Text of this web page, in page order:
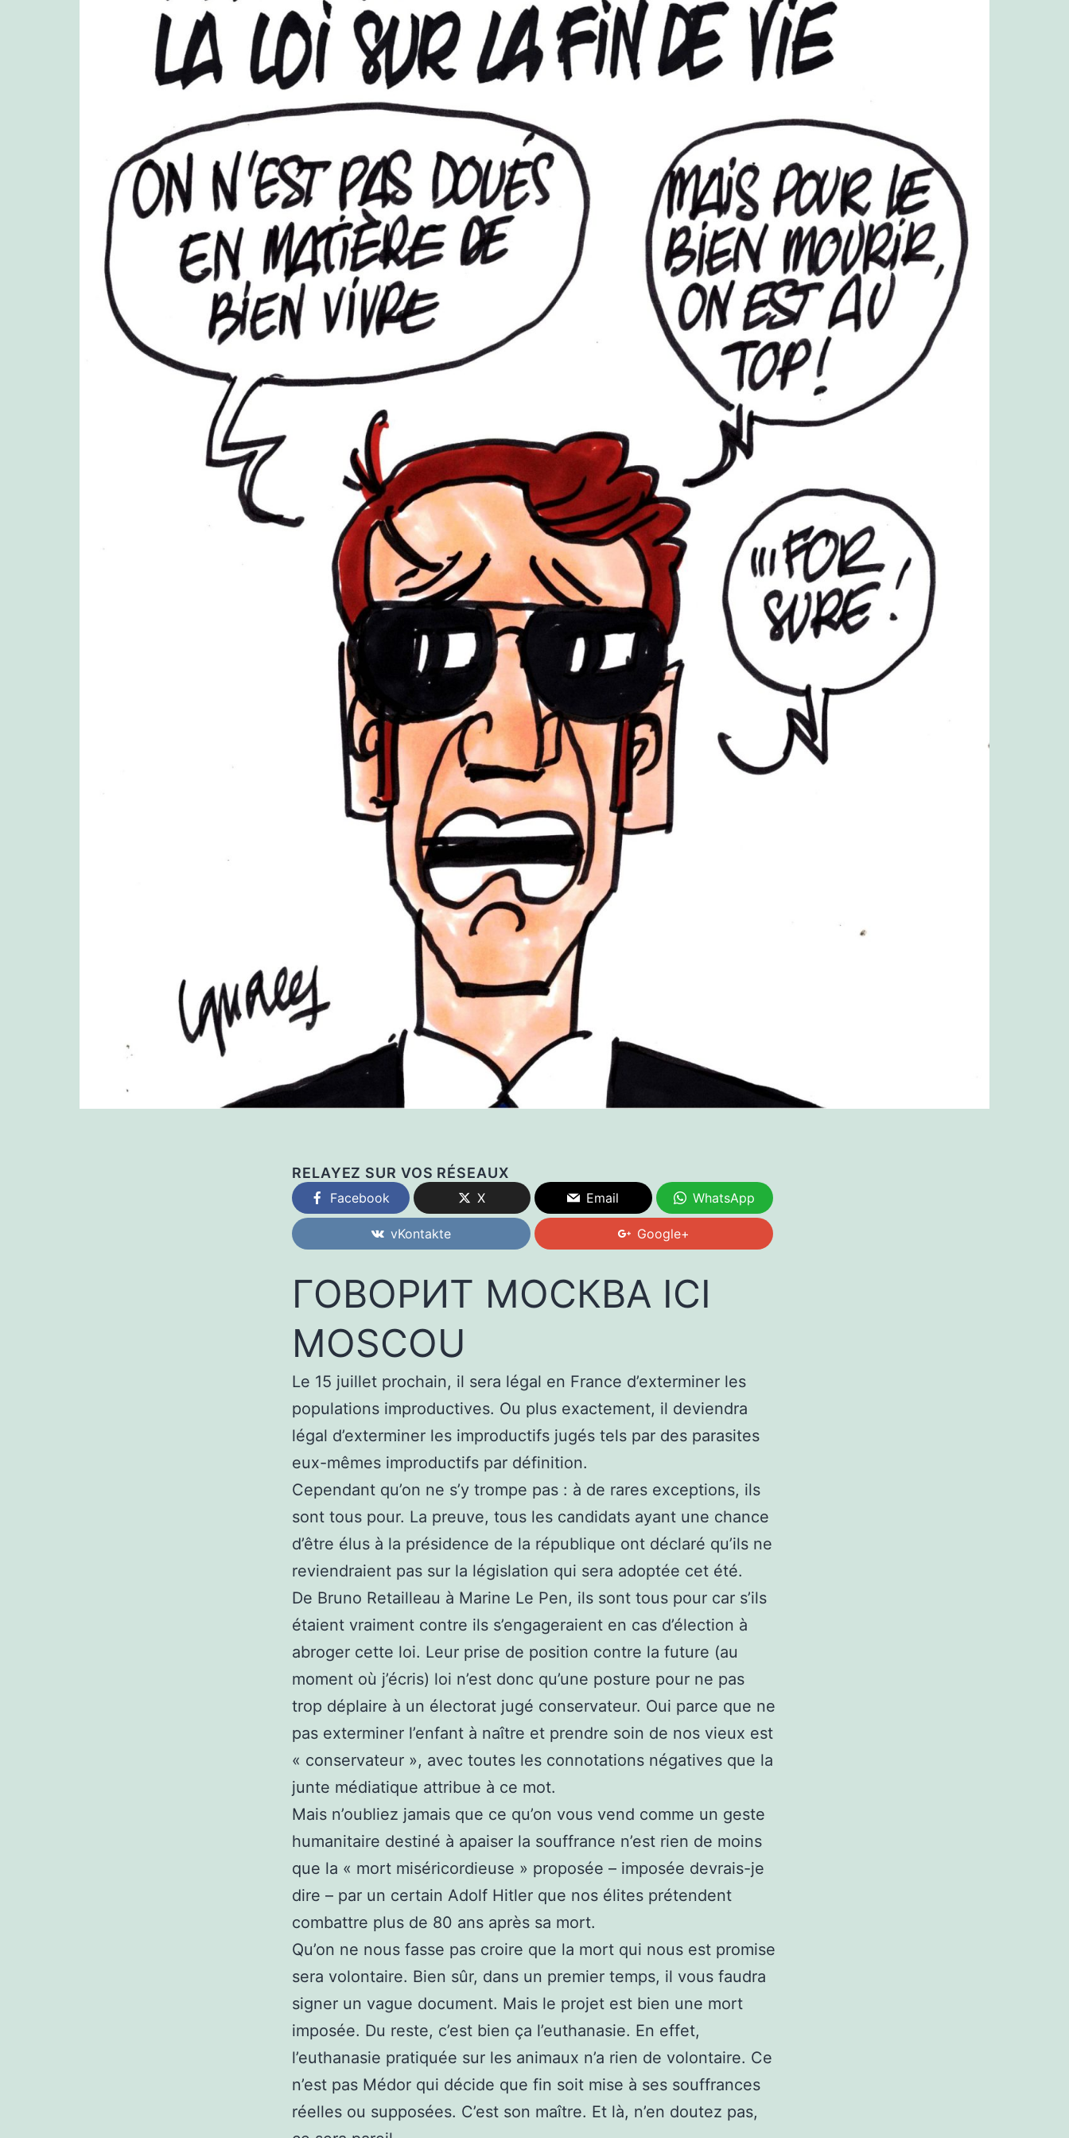
RELAYEZ SUR VOS RÉSEAUX
Facebook X Email WhatsApp
vKontakte Google+
ГОВОРИТ МОСКВА ICI
MOSCOU
Le 15 juillet prochain, il sera légal en France d’exterminer les
populations improductives. Ou plus exactement, il deviendra
légal d’exterminer les improductifs jugés tels par des parasites
eux-mêmes improductifs par définition.
Cependant qu’on ne s’y trompe pas : à de rares exceptions, ils
sont tous pour. La preuve, tous les candidats ayant une chance
d’être élus à la présidence de la république ont déclaré qu’ils ne
reviendraient pas sur la législation qui sera adoptée cet été.
De Bruno Retailleau à Marine Le Pen, ils sont tous pour car s’ils
étaient vraiment contre ils s’engageraient en cas d’élection à
abroger cette loi. Leur prise de position contre la future (au
moment où j’écris) loi n’est donc qu’une posture pour ne pas
trop déplaire à un électorat jugé conservateur. Oui parce que ne
pas exterminer l’enfant à naître et prendre soin de nos vieux est
« conservateur », avec toutes les connotations négatives que la
junte médiatique attribue à ce mot.
Mais n’oubliez jamais que ce qu’on vous vend comme un geste
humanitaire destiné à apaiser la souffrance n’est rien de moins
que la « mort miséricordieuse » proposée – imposée devrais-je
dire – par un certain Adolf Hitler que nos élites prétendent
combattre plus de 80 ans après sa mort.
Qu’on ne nous fasse pas croire que la mort qui nous est promise
sera volontaire. Bien sûr, dans un premier temps, il vous faudra
signer un vague document. Mais le projet est bien une mort
imposée. Du reste, c’est bien ça l’euthanasie. En effet,
l’euthanasie pratiquée sur les animaux n’a rien de volontaire. Ce
n’est pas Médor qui décide que fin soit mise à ses souffrances
réelles ou supposées. C’est son maître. Et là, n’en doutez pas,